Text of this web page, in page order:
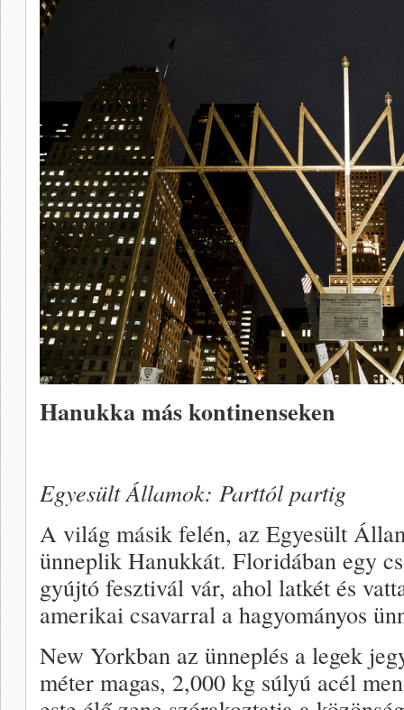
Hanukka más kontinenseken
Egyesült Államok: Parttól partig
A világ másik felén, az Egyesült
ünneplik Hanukkát. Floridában egy
gyújtó fesztivál vár, ahol latkét és
amerikai csavarral a hagyományos
New Yorkban az ünneplés a legek
méter magas, 2,000 kg súlyú acél